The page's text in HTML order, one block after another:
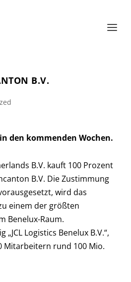
B.V.
den kommenden Wochen.
B.V. kauft 100 Prozent
B.V. Die Zustimmung
wird das
einem der größten
Benelux-Raum.
Logistics Benelux B.V.“,
Mitarbeitern rund 100 Mio.